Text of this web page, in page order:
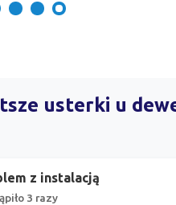
usterki u
z instalacją
3 razy